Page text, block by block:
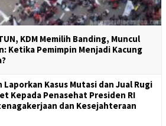
KDM Memilih Banding, Muncul
Ketika Pemimpin Menjadi Kacung
Laporkan Kasus Mutasi dan Jual Rugi
Kepada Penasehat Presiden RI
dan Kesejahteraan